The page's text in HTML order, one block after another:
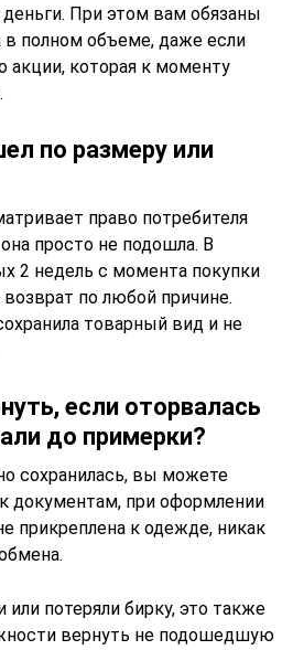
При этом вам обязаны
полном объеме, даже если
акции, которая к моменту
по размеру или
право потребителя
просто не подошла. В
2 недель с момента покупки
по любой причине.
товарный вид и не
если оторвалась
до примерки?
сохранилась, вы можете
документам, при оформлении
прикреплена к одежде, никак
потеряли бирку, это также
вернуть не подошедшую